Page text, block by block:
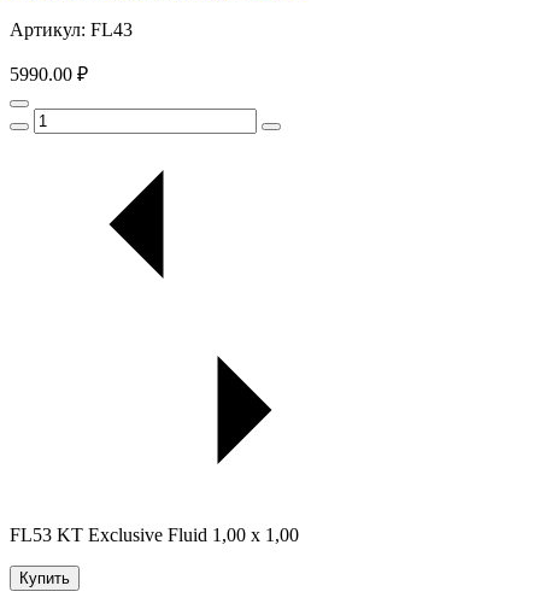
Артикул: FL43
5990.00 ₽
FL53 KT Exclusive Fluid 1,00 x 1,00
Купить